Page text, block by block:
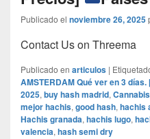
Publicado el noviembre 26, 2025
Contact Us on Threema
Publicado en articulos |
AMSTERDAM Qué ver en 3
2025, buy hash madrid,
mejor hachis, good hash, hachis
Hachis granada, hachis lugo,
valencia, hash semi dry